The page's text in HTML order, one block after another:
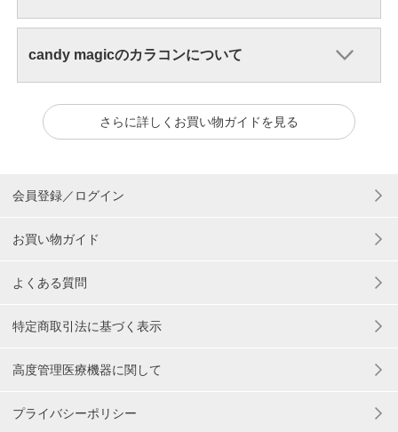
candy magicのカラコンについて
さらに詳しくお買い物ガイドを見る
会員登録／ログイン
お買い物ガイド
よくある質問
特定商取引法に基づく表示
高度管理医療機器に関して
プライバシーポリシー